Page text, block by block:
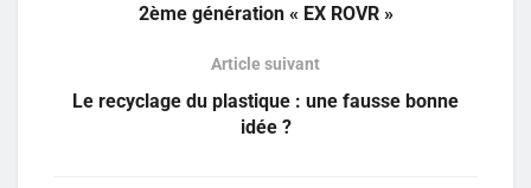
2ème génération « EX ROVR »
Article suivant
Le recyclage du plastique : une fausse bonne
idée ?